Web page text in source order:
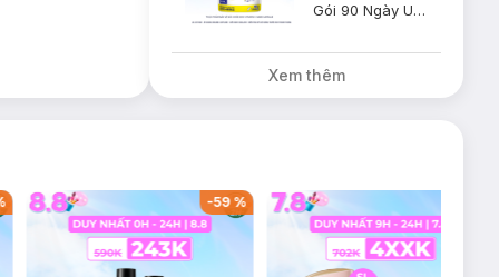
Gói 90 Ngày Uống
Xem thêm
-59%